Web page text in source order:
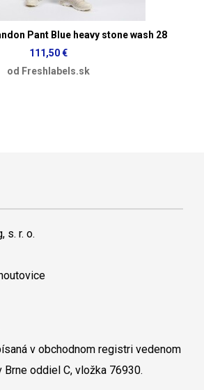
Pant Blue heavy stone wash 28
111,50 €
od Freshlabels.sk
s. r. o.
v obchodnom registri vedenom
Brne oddiel C, vložka 76930.